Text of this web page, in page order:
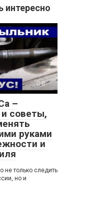
0
–
советы,
руками
и
не только следить
но и